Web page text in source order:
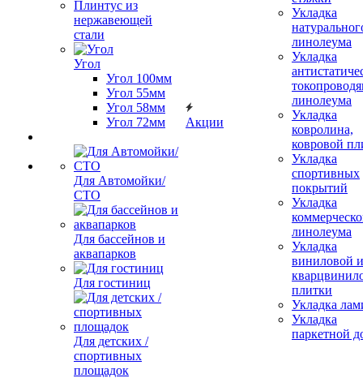
Плинтус из
нержавеющей
стали
Угол
Угол 100мм
Угол 55мм
Угол 58мм
Угол 72мм
Для Автомойки/
СТО
Для бассейнов и
аквапарков
Для гостиниц
Для детских /
спортивных
площадок
Акции
Укладка
линолеума
Укладка
линолеума
Укладка
ковролина,
ковровой
Укладка
спортивных
покрытий
Укладка
линолеума
Укладка
виниловой и
плитки
Укладка
Укладка
паркетной